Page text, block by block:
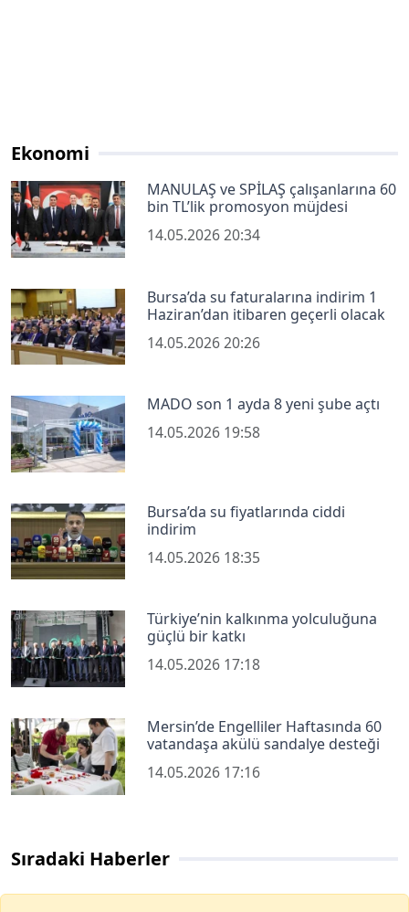
Ekonomi
MANULAŞ ve SPİLAŞ çalışanlarına 60
bin TL’lik promosyon müjdesi
14.05.2026 20:34
Bursa’da su faturalarına indirim 1
Haziran’dan itibaren geçerli olacak
14.05.2026 20:26
MADO son 1 ayda 8 yeni şube açtı
14.05.2026 19:58
Bursa’da su fiyatlarında ciddi
indirim
14.05.2026 18:35
Türkiye’nin kalkınma yolculuğuna
güçlü bir katkı
14.05.2026 17:18
Mersin’de Engelliler Haftasında 60
vatandaşa akülü sandalye desteği
14.05.2026 17:16
Sıradaki Haberler